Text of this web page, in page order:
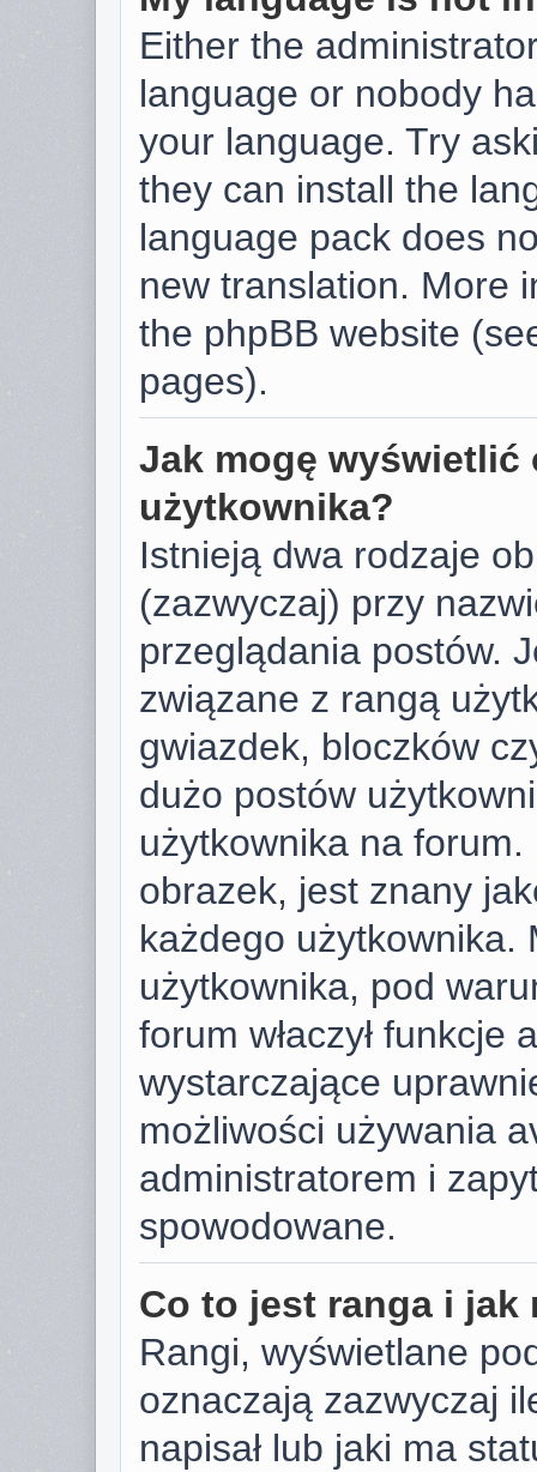
Either the
language or nobody
your language. Try
they can install the
language pack does
new translation. More
the phpBB website
pages).
Jak mogę wyświetlić
użytkownika?
Istnieją dwa rodzaje
(zazwyczaj) przy
przeglądania postów.
związane z rangą
gwiazdek, bloczków
dużo postów
użytkownika na
obrazek, jest znany
każdego użytkownika.
użytkownika, pod
forum właczył funkcje
wystarczające
możliwości używania
administratorem i
spowodowane.
Co to jest ranga i jak
Rangi, wyświetlane
oznaczają zazwyczaj
napisał lub jaki ma